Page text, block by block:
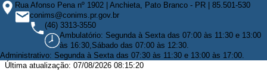
Rua Afonso Pena nº 1902 | Anchieta, Pato Branco - PR | 85.501-530
conims@conims.pr.gov.br
(46) 3313-3550
Ambulatório: Segunda à Sexta das 07:00 às 11:30 e 13:00
às 16:30,Sábado das 07:00 às 12:30.
Administrativo: Segunda à Sexta das 07:30 às 11:30 e 13:00 às 17:00.
Última atualização: 07/08/2026 08:15:20